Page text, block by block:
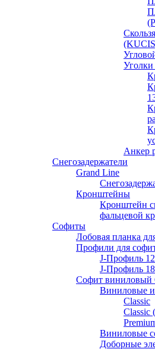
Анкер
Снегозадержатели
Grand Line
Кронштейны
Кронштейн
фальцевой
Софиты
Лобовая планка
Профили для
J-Профиль
J-Профиль
Софит виниловый
Виниловые
Classic
Classic
Виниловые
Доборные